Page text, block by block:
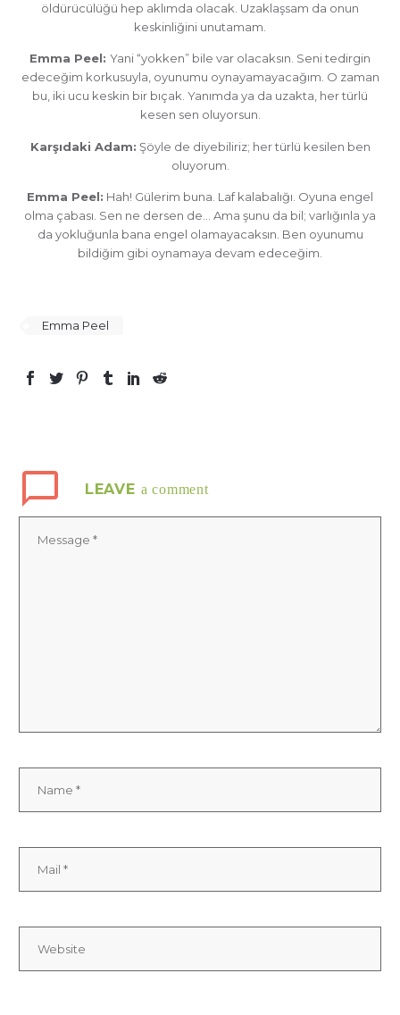
öldürücülüğü hep aklımda olacak. Uzaklaşsam da onun
keskinliğini unutamam.
Emma Peel: Yani “yokken” bile var olacaksın. Seni tedirgin
edeceğim korkusuyla, oyunumu oynayamayacağım. O zaman
bu, iki ucu keskin bir bıçak. Yanımda ya da uzakta, her türlü
kesen sen oluyorsun.
Karşıdaki Adam: Şöyle de diyebiliriz; her türlü kesilen ben
oluyorum.
Emma Peel: Hah! Gülerim buna. Laf kalabalığı. Oyuna engel
olma çabası. Sen ne dersen de… Ama şunu da bil; varlığınla ya
da yokluğunla bana engel olamayacaksın. Ben oyunumu
bildiğim gibi oynamaya devam edeceğim.
Emma Peel
LEAVE a comment